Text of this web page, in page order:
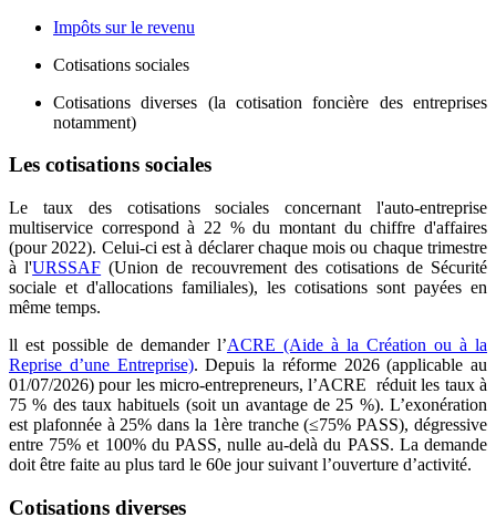
Impôts sur le revenu
Cotisations sociales
Cotisations diverses (la cotisation foncière des entreprises
notamment)
Les cotisations sociales
Le taux des cotisations sociales concernant l'auto-entreprise
multiservice correspond à 22 % du montant du chiffre d'affaires
(pour 2022). Celui-ci est à déclarer chaque mois ou chaque trimestre
à l'URSSAF (Union de recouvrement des cotisations de Sécurité
sociale et d'allocations familiales), les cotisations sont payées en
même temps.
ll est possible de demander l’ACRE (Aide à la Création ou à la
Reprise d’une Entreprise). Depuis la réforme 2026 (applicable au
01/07/2026) pour les micro‑entrepreneurs, l’ACRE réduit les taux à
75 % des taux habituels (soit un avantage de 25 %). L’exonération
est plafonnée à 25% dans la 1ère tranche (≤75% PASS), dégressive
entre 75% et 100% du PASS, nulle au‑delà du PASS. La demande
doit être faite au plus tard le 60e jour suivant l’ouverture d’activité.
Cotisations diverses